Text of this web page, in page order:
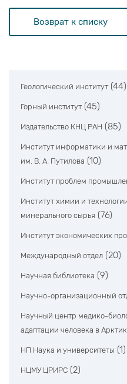
Возврат к списку
Геологический институт (44)
Горный институт (45)
Издательство КНЦ РАН (85)
Институт информатики и
им. В. А. Путилова (10)
Институт проблем
Институт химии и
минерального сырья (76)
Институт экономических
Международный отдел (20)
Научная библиотека (9)
Научно-организационный
Научный центр медико-
адаптации человека в
НП Наука и университеты (1)
НЦМУ ЦРИРС (2)